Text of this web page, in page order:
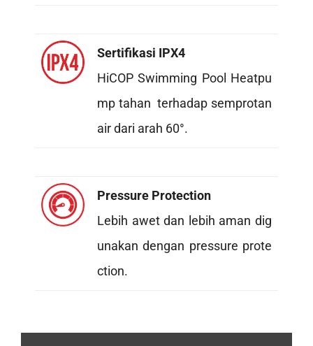
Sertifikasi IPX4
HiCOP Swimming Pool Heatpu
mp tahan terhadap semprotan
air dari arah 60°.
Pressure Protection
Lebih awet dan lebih aman dig
unakan dengan pressure prote
ction.